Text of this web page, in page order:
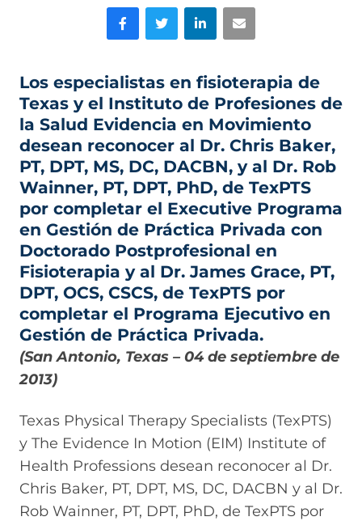
Facebook
Gorjeo LinkedInCorreo electrónico
Los especialistas en fisioterapia de
Texas y el Instituto de Profesiones de
la Salud Evidencia en Movimiento
desean reconocer al Dr. Chris Baker,
PT, DPT, MS, DC, DACBN, y al Dr. Rob
Wainner, PT, DPT, PhD, de TexPTS
por completar el Executive Programa
en Gestión de Práctica Privada con
Doctorado Postprofesional en
Fisioterapia y al Dr. James Grace, PT,
DPT, OCS, CSCS, de TexPTS por
completar el Programa Ejecutivo en
Gestión de Práctica Privada.
(San Antonio, Texas – 04 de septiembre de
2013)
Texas Physical Therapy Specialists (TexPTS)
y The Evidence In Motion (EIM) Institute of
Health Professions desean reconocer al Dr.
Chris Baker, PT, DPT, MS, DC, DACBN y al Dr.
Rob Wainner, PT, DPT, PhD, de TexPTS por